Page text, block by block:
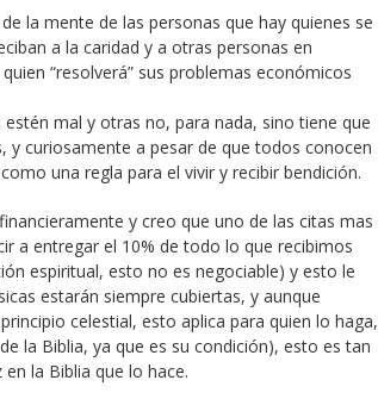
la mente de las personas que hay quienes se
a la caridad y a otras personas en
“resolverá” sus problemas económicos
mal y otras no, para nada, sino tiene que
y curiosamente a pesar de que todos conocen
una regla para el vivir y recibir bendición.
y creo que uno de las citas mas
a entregar el 10% de todo lo que recibimos
espiritual, esto no es negociable) y esto le
estarán siempre cubiertas, y aunque
celestial, esto aplica para quien lo haga,
la Biblia, ya que es su condición), esto es tan
la Biblia que lo hace.